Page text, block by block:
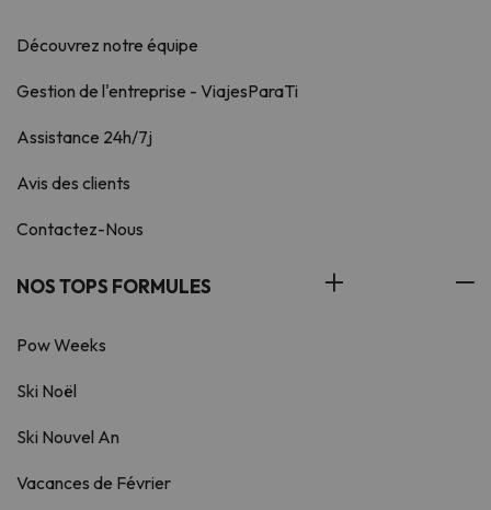
Découvrez notre équipe
Gestion de l'entreprise - ViajesParaTi
Assistance 24h/7j
Avis des clients
Contactez-Nous
NOS TOPS FORMULES
Pow Weeks
Ski Noël
Ski Nouvel An
Vacances de Février